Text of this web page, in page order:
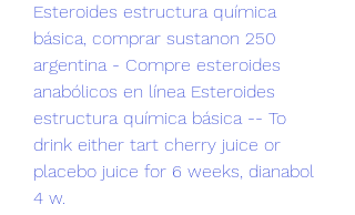
Esteroides estructura química
básica, comprar sustanon 250
argentina - Compre esteroides
anabólicos en línea Esteroides
estructura química básica -- To
drink either tart cherry juice or
placebo juice for 6 weeks, dianabol
4 w.